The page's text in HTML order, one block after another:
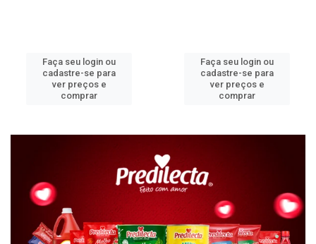
Faça seu login ou
cadastre-se para
ver preços e
comprar
Faça seu login ou
cadastre-se para
ver preços e
comprar